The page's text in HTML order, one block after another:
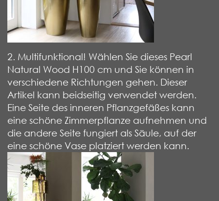
2. Multifunktional! Wählen Sie dieses Pearl
Natural Wood H100 cm und Sie können in
verschiedene Richtungen gehen. Dieser
Artikel kann beidseitig verwendet werden.
Eine Seite des inneren Pflanzgefäßes kann
eine schöne Zimmerpflanze aufnehmen und
die andere Seite fungiert als Säule, auf der
eine schöne Vase platziert werden kann.